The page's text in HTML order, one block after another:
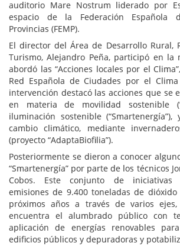
auditorio Mare Nostrum liderado por
espacio de la Federación Española
Provincias (FEMP).
El director del Área de Desarrollo Rural,
Turismo, Alejandro Peña, participó en la
abordó las “Acciones locales por el
Red Española de Ciudades por el
intervención destacó las acciones que se
en materia de movilidad sostenible
iluminación sostenible
cambio climático, mediante
(proyecto “AdaptaBiofilia”).
Posteriormente se dieron a conocer
“Smartenergía” por parte de los técnicos
Cobos. Este conjunto de iniciativas
emisiones de 9.400 toneladas de
próximos años a través de varios
encuentra el alumbrado público con
aplicación de energías renovables
edificios públicos y depuradoras y